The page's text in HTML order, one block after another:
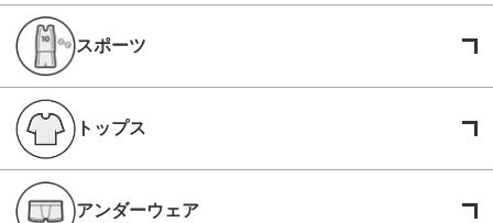
スポーツ
トップス
アンダーウェア